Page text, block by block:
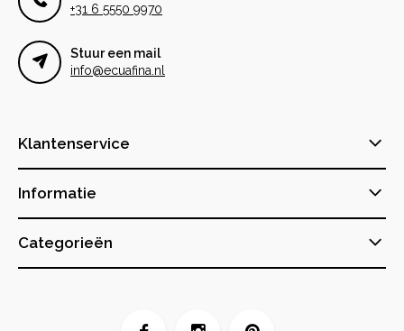
+31 6 5550 9970
Stuur een mail
info@ecuafina.nl
Klantenservice
Informatie
Categorieën